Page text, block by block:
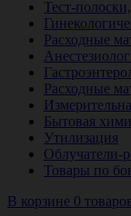
Тест-
Расходные
Расходные
Бытовая
Утилизация
Облучатели-
Товары по
В корзине 0